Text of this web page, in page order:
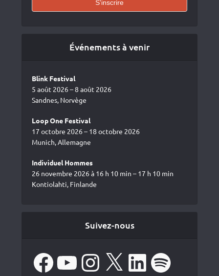
Événements à venir
Blink Festival
5 août 2026 – 8 août 2026
Sandnes, Norvège
Loop One Festival
17 octobre 2026 – 18 octobre 2026
Munich, Allemagne
Individuel Hommes
26 novembre 2026 à 16 h 10 min – 17 h 10 min
Kontiolahti, Finlande
Suivez-nous
FacebookYouTube Instagram LinkedIn Spotify